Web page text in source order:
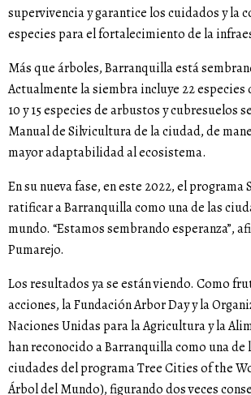
supervivencia y garantice los cuidados y la
especies para el fortalecimiento de la
Más que árboles, Barranquilla está
Actualmente la siembra incluye 22 especies
10 y 15 especies de arbustos y cubresuelos
Manual de Silvicultura de la ciudad, de
mayor adaptabilidad al ecosistema.
En su nueva fase, en este 2022, el programa
ratificar a Barranquilla como una de las
mundo. “Estamos sembrando esperanza”,
Pumarejo.
Los resultados ya se están viendo. Como
acciones, la Fundación Arbor Day y la
Naciones Unidas para la Agricultura y la
han reconocido a Barranquilla como una de
ciudades del programa Tree Cities of the
Árbol del Mundo), figurando dos veces